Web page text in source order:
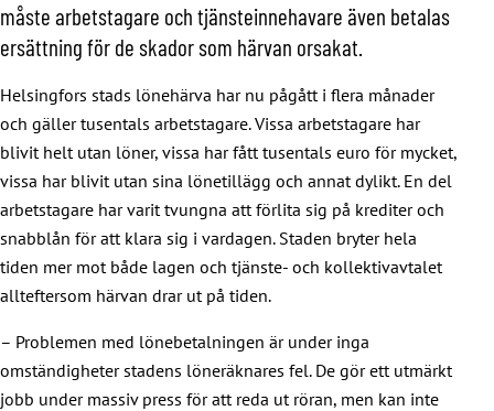
måste arbetstagare och tjänsteinnehavare även betalas
ersättning för de skador som härvan orsakat.
Helsingfors stads lönehärva har nu pågått i flera månader
och gäller tusentals arbetstagare. Vissa arbetstagare har
blivit helt utan löner, vissa har fått tusentals euro för mycket,
vissa har blivit utan sina lönetillägg och annat dylikt. En del
arbetstagare har varit tvungna att förlita sig på krediter och
snabblån för att klara sig i vardagen. Staden bryter hela
tiden mer mot både lagen och tjänste- och kollektivavtalet
allteftersom härvan drar ut på tiden.
– Problemen med lönebetalningen är under inga
omständigheter stadens löneräknares fel. De gör ett utmärkt
jobb under massiv press för att reda ut röran, men kan inte